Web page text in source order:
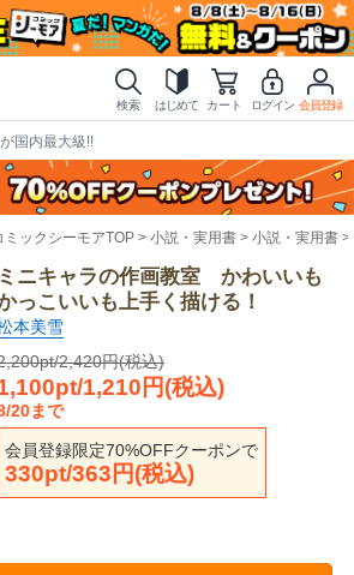
検索 はじめて カート ログイン 会員登録
国内最大級!!
ックシーモアTOP 小説・実用書 小説・実用書
ミニキャラの作画教室 かわいいも
っこいいも上手く描ける！
本美雪
2,420円(税込)
1,210円(税込)
20まで
会員登録限定70%OFFクーポンで
330pt/363円(税込)